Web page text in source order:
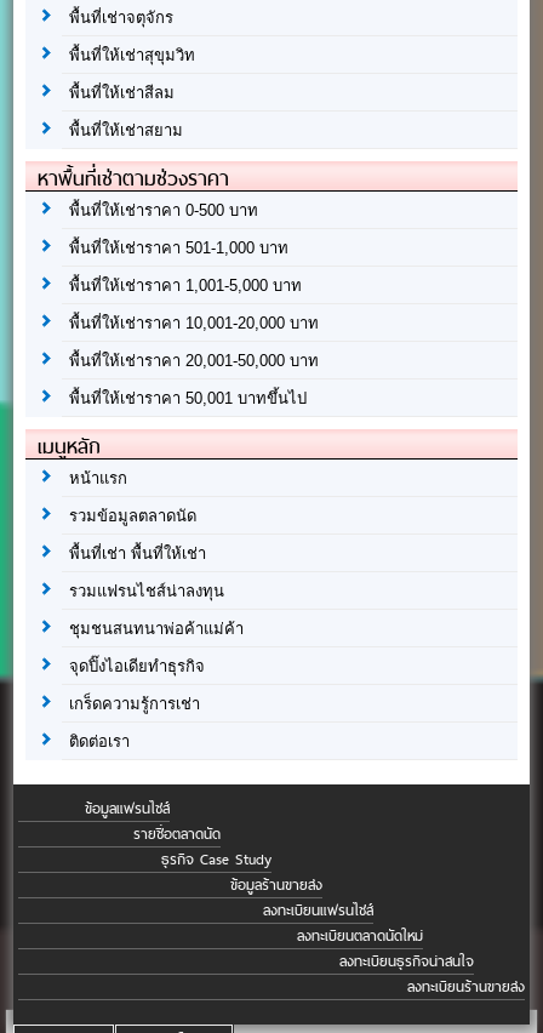
พื้นที่เช่าจตุจักร
พื้นที่ให้เช่าสุขุมวิท
พื้นที่ให้เช่าสีลม
พื้นที่ให้เช่าสยาม
หาพื้นที่เช่าตามช่วงราคา
พื้นที่ให้เช่าราคา 0-500 บาท
พื้นที่ให้เช่าราคา 501-1,000 บาท
พื้นที่ให้เช่าราคา 1,001-5,000 บาท
พื้นที่ให้เช่าราคา 10,001-20,000 บาท
พื้นที่ให้เช่าราคา 20,001-50,000 บาท
พื้นที่ให้เช่าราคา 50,001 บาทขึ้นไป
เมนูหลัก
หน้าแรก
รวมข้อมูลตลาดนัด
พื้นที่เช่า พื้นที่ให้เช่า
รวมแฟรนไชส์น่าลงทุน
ชุมชนสนทนาพ่อค้าแม่ค้า
จุดปิ๊งไอเดียทำธุรกิจ
เกร็ดความรู้การเช่า
ติดต่อเรา
ข้อมูลแฟรนไชส์
รายชื่อตลาดนัด
ธุรกิจ Case Study
ข้อมูลร้านขายส่ง
ลงทะเบียนแฟรนไชส์
ลงทะเบียนตลาดนัดใหม่
ลงทะเบียนธุรกิจน่าสนใจ
ลงทะเบียนร้านขายส่ง